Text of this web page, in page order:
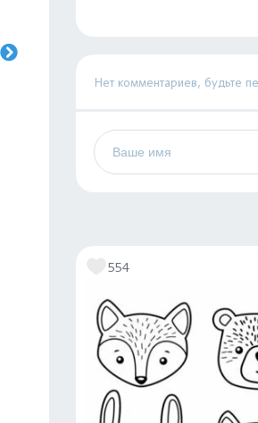
Нет комментариев, будьте
554